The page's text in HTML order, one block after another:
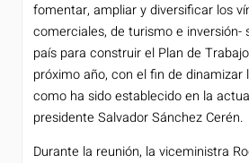
fomentar, ampliar y diversificar los
comerciales, de turismo e inversión-
país para construir el Plan de
próximo año, con el fin de
como ha sido establecido en la
presidente Salvador Sánchez Cerén.
Durante la reunión, la viceministra